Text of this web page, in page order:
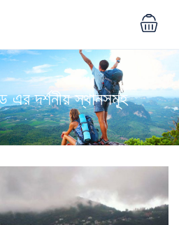
এর দর্শনীয় স্থানসমূ্‌হ